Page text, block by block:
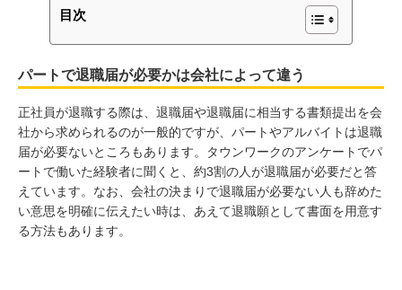
目次
パートで退職届が必要かは会社によって違う
正社員が退職する際は、退職届や退職届に相当する書類提出を会
社から求められるのが一般的ですが、パートやアルバイトは退職
届が必要ないところもあります。タウンワークのアンケートでパ
ートで働いた経験者に聞くと、約3割の人が退職届が必要だと答
えています。なお、会社の決まりで退職届が必要ない人も辞めた
い意思を明確に伝えたい時は、あえて退職願として書面を用意す
る方法もあります。